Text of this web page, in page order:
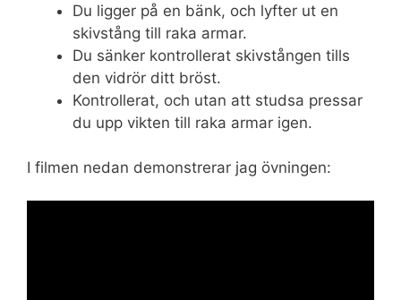
Du ligger på en bänk, och lyfter ut en
skivstång till raka armar.
Du sänker kontrollerat skivstången tills
den vidrör ditt bröst.
Kontrollerat, och utan att studsa pressar
du upp vikten till raka armar igen.
I filmen nedan demonstrerar jag övningen: